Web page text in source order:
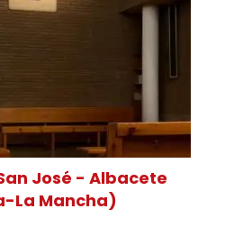
José - Albacete
La Mancha)